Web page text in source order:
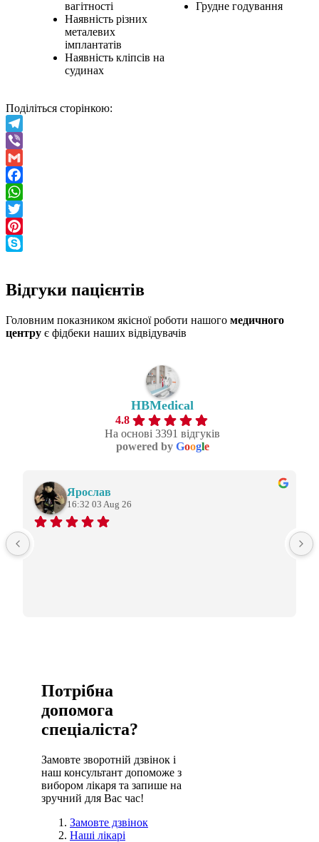
вагітності
Наявність різних
металевих
імплантатів
Наявність кліпсів на
судинах
Грудне годування
Поділіться сторінкою:
Telegram
Viber
Gmail
Facebook
WhatsApp
Twitter
Pinterest
Відгуки пацієнтів
Головним показником якісної роботи нашого медичного
центру є фідбеки наших відвідувачів
HBMedical
4.8
На основі 3391 відгуків
powered by Google
Ярослав
16:32 03 Aug 26
Потрібна
допомога
спеціаліста?
Замовте зворотній дзвінок і
наш консультант допоможе з
вибором лікаря та запише на
зручний для Вас час!
Замовте дзвінок
Наші лікарі